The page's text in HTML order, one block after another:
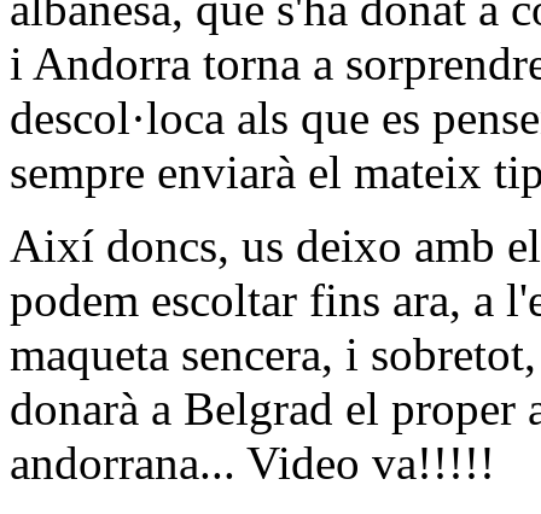
i Andorra torna a
descol·loca als que es
sempre enviarà el mateix
Així doncs, us deixo amb
podem escoltar fins ara, a
maqueta sencera, i
donarà a Belgrad el proper
andorrana... Video va!!!!!